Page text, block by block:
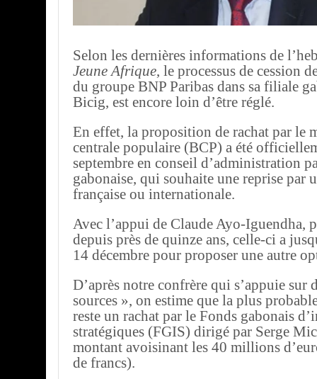
Selon les dernières informations de
Jeune Afrique, le processus de cession
du groupe BNP Paribas dans sa filiale
Bicig, est encore loin d’être réglé.
En effet, la proposition de rachat par le
centrale populaire (BCP) a été
septembre en conseil d’administration
gabonaise, qui souhaite une reprise par
française ou internationale.
Avec l’appui de Claude Ayo-Iguendha,
depuis près de quinze ans, celle-ci a
14 décembre pour proposer une autre
D’après notre confrère qui s’appuie sur
sources », on estime que la plus
reste un rachat par le Fonds gabonais
stratégiques (FGIS) dirigé par Serge
montant avoisinant les 40 millions
de francs).